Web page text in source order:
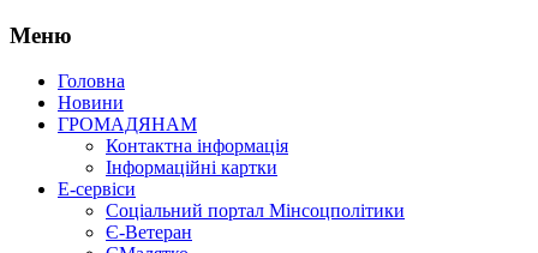
Меню
Головна
Новини
ГРОМАДЯНАМ
Контактна інформація
Інформаційні картки
Е-сервіси
Соціальний портал Мінсоцполітики
Є-Ветеран